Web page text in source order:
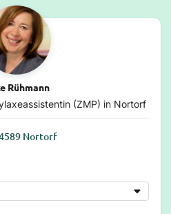
Rühmann
(ZMP) in Nortorf
Nortorf